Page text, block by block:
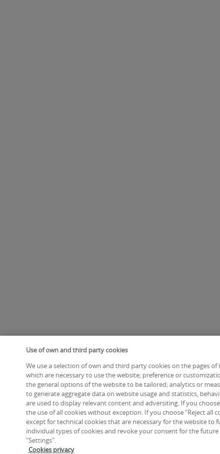
Use of own and third party cookies
We use a selection of own and third party cookies on the pages of
which are necessary to use the website; preference or
the general options of the website to be tailored; analytics or
to generate aggregate data on website usage and statistics,
are used to display relevant content and adversiting. If you
the use of all cookies without exception. If you choose "Reject all
except for technical cookies that are necessary for the website to
individual types of cookies and revoke your consent for the
"Settings".
Cookies privacy